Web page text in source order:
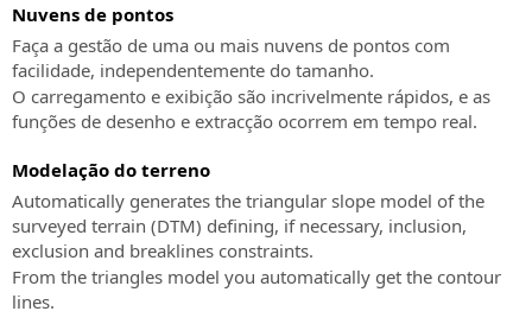
Land
Design
Studio
Software
BIM
para
cálculo,
modelação
3D
e
análise
topográfica
uso
das
soluções
SierraSoft
BIM
Accelerator
de
consultoria
e
suporte
na
Nuvens de pontos
Faça a gestão de uma ou mais nuvens de pontos com
facilidade, independentemente do tamanho.
O carregamento e exibição são incrivelmente rápidos, e as
funções de desenho e extracção ocorrem em tempo real.
Modelação do terreno
Automatically generates the triangular slope model of the
surveyed terrain (DTM) defining, if necessary, inclusion,
exclusion and breaklines constraints.
From the triangles model you automatically get the contour
lines.